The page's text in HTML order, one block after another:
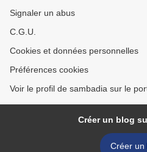
Signaler un abus
C.G.U.
Cookies et données personnelles
Préférences cookies
Voir le profil de sambadia sur le
Créer un blog
Créer un